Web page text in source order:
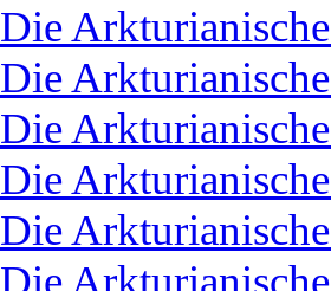
Die
Die
Die
Die
Die
Die